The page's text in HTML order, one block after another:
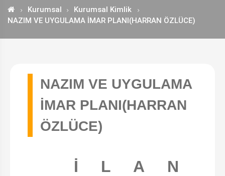
Kurumsal
Kurumsal Kimlik
NAZIM VE UYGULAMA İMAR PLANI(HARRAN ÖZLÜCE)
NAZIM VE UYGULAMA
İMAR PLANI(HARRAN
ÖZLÜCE)
İ L A N